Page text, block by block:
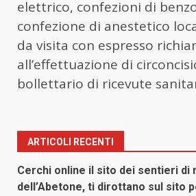
elettrico, confezioni di
confezione di anestetico
da visita con espresso
all’effettuazione di
bollettario di ricevute
ARTICOLI RECENTI
Cerchi online il sito dei sentieri di
dell’Abetone, ti dirottano sul sito